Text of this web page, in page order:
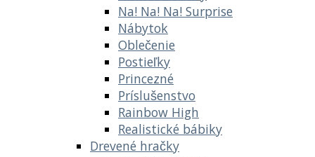
Na! Na! Na! Surprise
Nábytok
Oblečenie
Postieľky
Princezné
Príslušenstvo
Rainbow High
Realistické bábiky
Drevené hračky